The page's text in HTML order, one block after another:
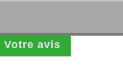
Votre avis